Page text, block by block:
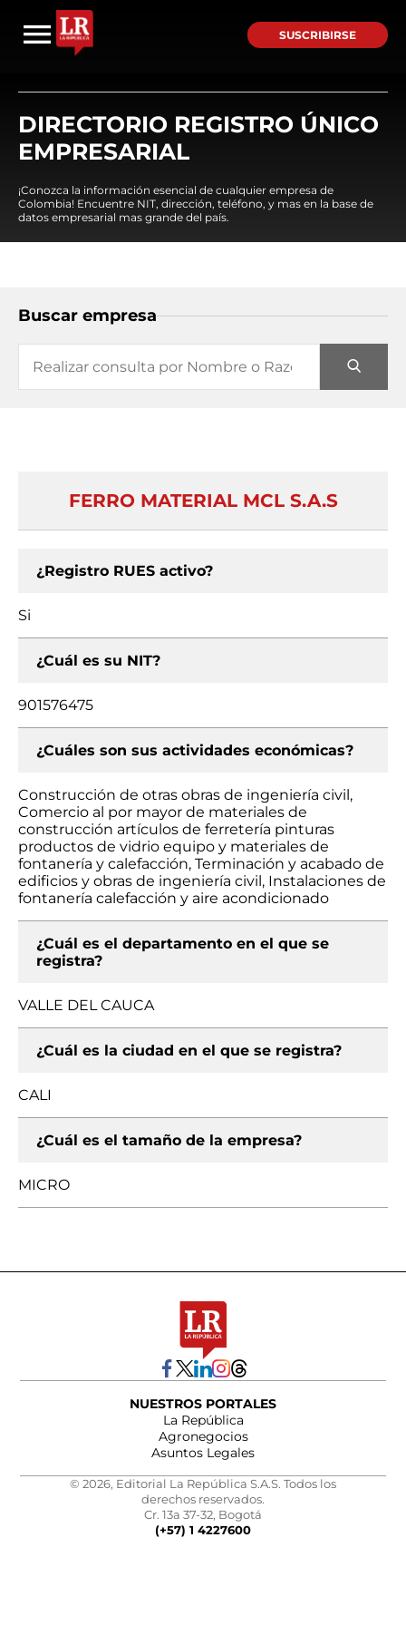
SUSCRIBIRSE
DIRECTORIO REGISTRO ÚNICO
EMPRESARIAL
¡Conozca la información esencial de cualquier empresa de
Colombia! Encuentre NIT, dirección, teléfono, y mas en la base de
datos empresarial mas grande del país.
Buscar empresa
FERRO MATERIAL MCL S.A.S
¿Registro RUES activo?
Si
¿Cuál es su NIT?
901576475
¿Cuáles son sus actividades económicas?
Construcción de otras obras de ingeniería civil,
Comercio al por mayor de materiales de
construcción artículos de ferretería pinturas
productos de vidrio equipo y materiales de
fontanería y calefacción, Terminación y acabado de
edificios y obras de ingeniería civil, Instalaciones de
fontanería calefacción y aire acondicionado
¿Cuál es el departamento en el que se
registra?
VALLE DEL CAUCA
¿Cuál es la ciudad en el que se registra?
CALI
¿Cuál es el tamaño de la empresa?
MICRO
NUESTROS PORTALES
La República
Agronegocios
Asuntos Legales
© 2026, Editorial La República S.A.S. Todos los
derechos reservados.
Cr. 13a 37-32, Bogotá
(+57) 1 4227600